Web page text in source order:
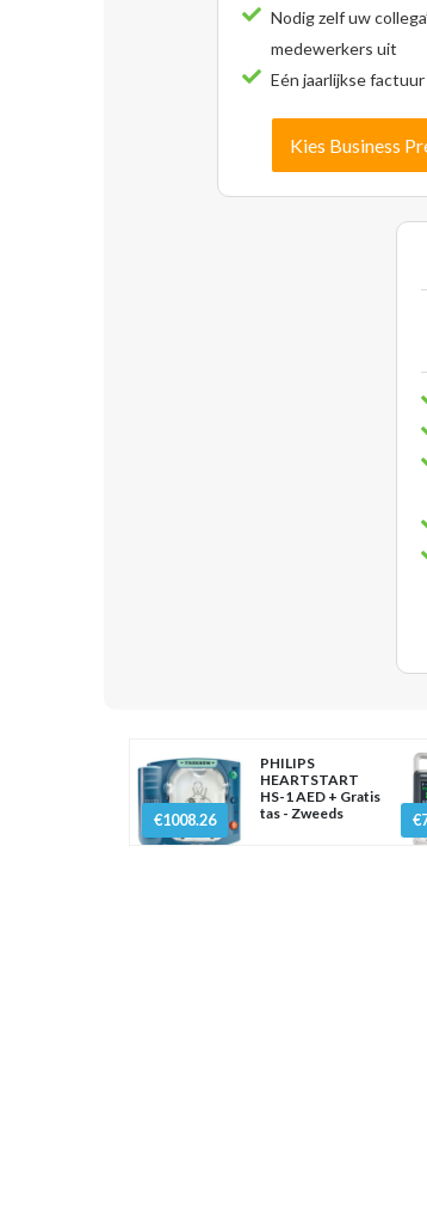
Nodig zelf uw
medewerkers uit
Eén jaarlijkse factuur
Kies Business
€1008.26
PHILIPS
HEARTSTART
HS-1 AED + Gratis
tas - Zweeds